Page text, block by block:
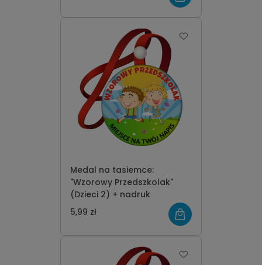
Medal na tasiemce:
"Wzorowy Przedszkolak"
(Dzieci 2) + nadruk
5,99 zł